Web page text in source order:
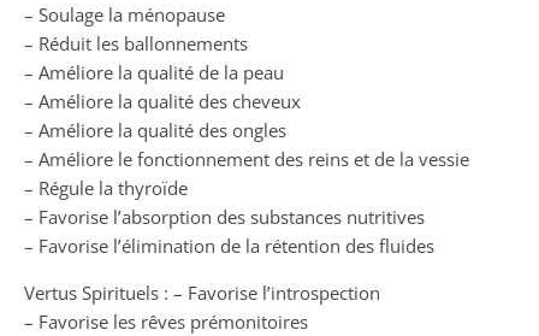
– Soulage la ménopause
– Réduit les ballonnements
– Améliore la qualité de la peau
– Améliore la qualité des cheveux
– Améliore la qualité des ongles
– Améliore le fonctionnement des reins et de la vessie
– Régule la thyroïde
– Favorise l’absorption des substances nutritives
– Favorise l’élimination de la rétention des fluides
Vertus Spirituels : – Favorise l’introspection
– Favorise les rêves prémonitoires